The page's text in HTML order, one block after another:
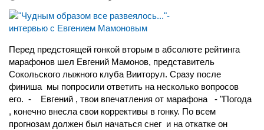
Перед предстоящей гонкой вторым в абсолюте рейтинга
марафонов шел Евгений Мамонов, представитель
Сокольского лыжного клуба Вииторул. Сразу после
финиша мы попросили ответить на несколько вопросов
его. - Евгений , твои впечатления от марафона - "Погода
, конечно внесла свои коррективы в гонку. По всем
прогнозам должен был начаться снег и на откатке он